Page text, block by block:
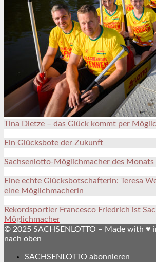
Tina Dietze – das Glück kommt per
Ein Glücksbote der Zukunft
Sachsenlotto-Möglichmacher des
Eine echte Glücksbotschafterin: Teresa
eine Möglichmacherin
Rekordsportler Francesco Friedrich ist
Möglichmacher
© 2025 SACHSENLOTTO – Made with ♥
nach oben
SACHSENLOTTO abonnieren